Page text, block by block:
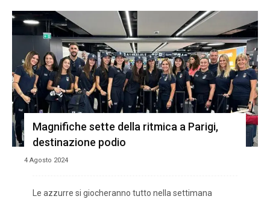
Magnifiche sette della ritmica a Parigi,
destinazione podio
4 Agosto 2024
Le azzurre si giocheranno tutto nella settimana